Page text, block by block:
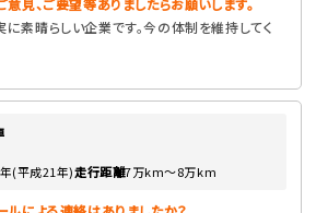
に素晴らしい企業です。今の体制を維持してく
(平成21年)走行距離7万km〜8万km